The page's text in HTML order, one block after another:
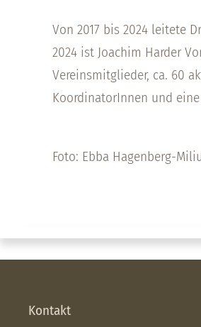
Von 2017 bis 2024 leitete
2024 ist Joachim Harder
Vereinsmitglieder, ca. 60
KoordinatorInnen und
Foto: Ebba Hagenberg-
Kontakt